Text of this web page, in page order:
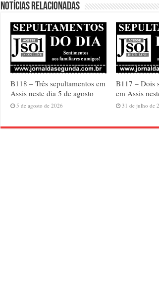
Notícias relacionadas
B118 – Três sepultamentos em
Assis neste dia 5 de agosto
5 de agosto de 2026
B117 – Dois
em Assis
31 de julho de